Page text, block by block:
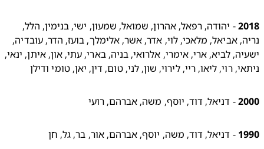
- יהודה, רפאל, אהרון, שמואל, שמעון, ישי, בנימין, הלל,
נריה, אביאל, מלאכי, לוי, אדר, אשר, אלימלך, בועז, הדר, עובדיה,
ישעיה, לביא, ארי, אימרי, אלרואי, בניה, בארי, עתי, און, איתן, ינאי,
רוי, ליאו, ריי, לירוי, שון, לני, טום, דין, יאן, טומי ודילן
- דניאל, דוד, יוסף, משה, אברהם, רועי
- דניאל, דוד, משה, יוסף, אברהם, אור, בר, גל, חן